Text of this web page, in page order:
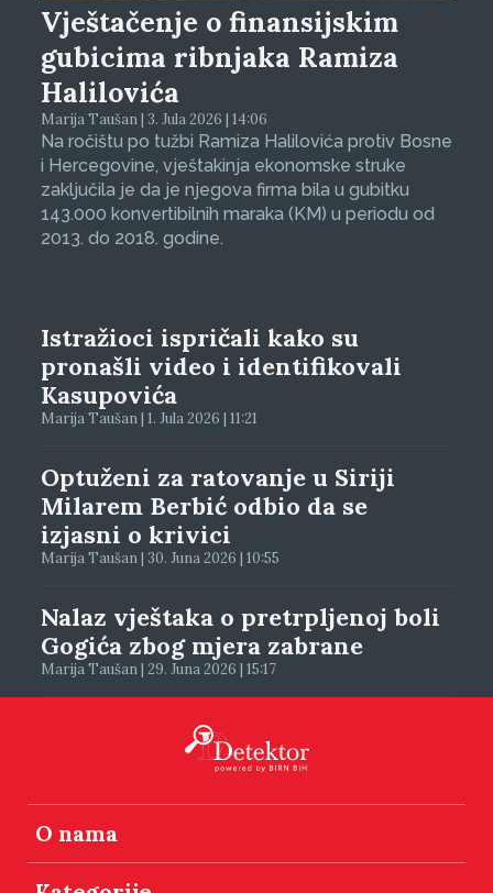
Vještačenje o finansijskim
gubicima ribnjaka Ramiza
Halilovića
Marija Taušan | 3. Jula 2026 | 14:06
Na ročištu po tužbi Ramiza Halilovića protiv Bosne
i Hercegovine, vještakinja ekonomske struke
zaključila je da je njegova firma bila u gubitku
143.000 konvertibilnih maraka (KM) u periodu od
2013. do 2018. godine.
Istražioci ispričali kako su
pronašli video i identifikovali
Kasupovića
Marija Taušan | 1. Jula 2026 | 11:21
Optuženi za ratovanje u Siriji
Milarem Berbić odbio da se
izjasni o krivici
Marija Taušan | 30. Juna 2026 | 10:55
Nalaz vještaka o pretrpljenoj boli
Gogića zbog mjera zabrane
Marija Taušan | 29. Juna 2026 | 15:17
O nama